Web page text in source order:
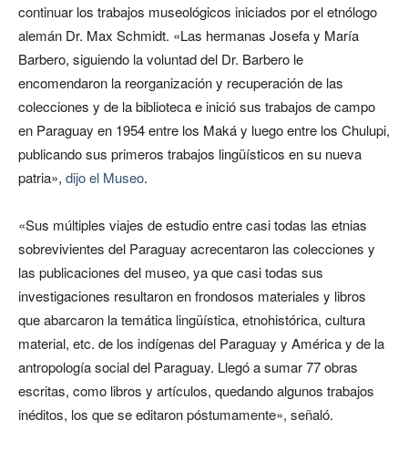
continuar los trabajos museológicos iniciados por el etnólogo
alemán Dr. Max Schmidt. «Las hermanas Josefa y María
Barbero, siguiendo la voluntad del Dr. Barbero le
encomendaron la reorganización y recuperación de las
colecciones y de la biblioteca e inició sus trabajos de campo
en Paraguay en 1954 entre los Maká y luego entre los Chulupi,
publicando sus primeros trabajos lingüísticos en su nueva
patria», dijo el Museo.
«Sus múltiples viajes de estudio entre casi todas las etnias
sobrevivientes del Paraguay acrecentaron las colecciones y
las publicaciones del museo, ya que casi todas sus
investigaciones resultaron en frondosos materiales y libros
que abarcaron la temática lingüística, etnohistórica, cultura
material, etc. de los indígenas del Paraguay y América y de la
antropología social del Paraguay. Llegó a sumar 77 obras
escritas, como libros y artículos, quedando algunos trabajos
inéditos, los que se editaron póstumamente», señaló.